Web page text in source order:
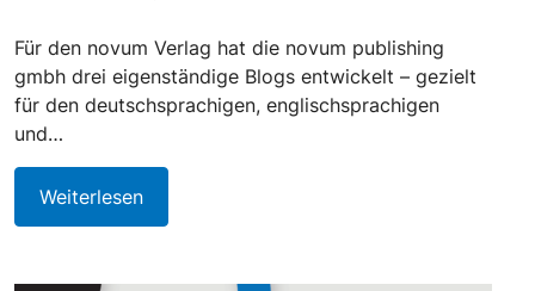
Für den novum Verlag hat die novum publishing
gmbh drei eigenständige Blogs entwickelt – gezielt
für den deutschsprachigen, englischsprachigen
und…
Weiterlesen